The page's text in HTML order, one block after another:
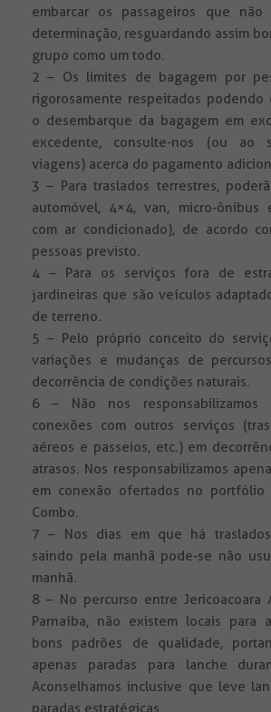
embarcar os passageiros que não
determinação, resguardando assim
grupo como um todo.
2 – Os limites de bagagem por
rigorosamente respeitados podendo
o desembarque da bagagem em
excedente, consulte-nos (ou ao
viagens) acerca do pagamento
3 – Para traslados terrestres,
automóvel, 4×4, van, micro-ônibus
com ar condicionado), de acordo
pessoas previsto.
4 – Para os serviços fora de
jardineiras que são veículos
de terreno.
5 – Pelo próprio conceito do
variações e mudanças de
decorrência de condições naturais.
6 – Não nos
conexões com outros serviços
aéreos e passeios, etc.) em
atrasos. Nos responsabilizamos
em conexão ofertados no portfólio
Combo.
7 – Nos dias em que há traslados
saindo pela manhã pode-se não
manhã.
8 – No percurso entre Jericoacoara
Parnaíba, não existem locais para
bons padrões de qualidade,
apenas paradas para lanche
Aconselhamos inclusive que leve